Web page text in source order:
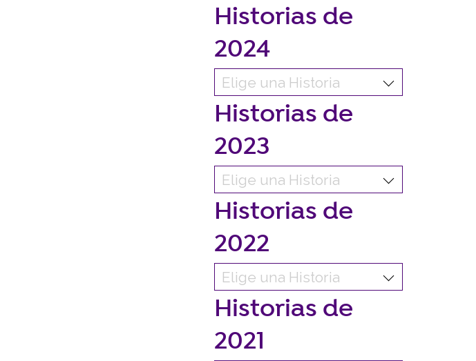
Historias de
2024
Historias de
2023
Historias de
2022
Historias de
2021